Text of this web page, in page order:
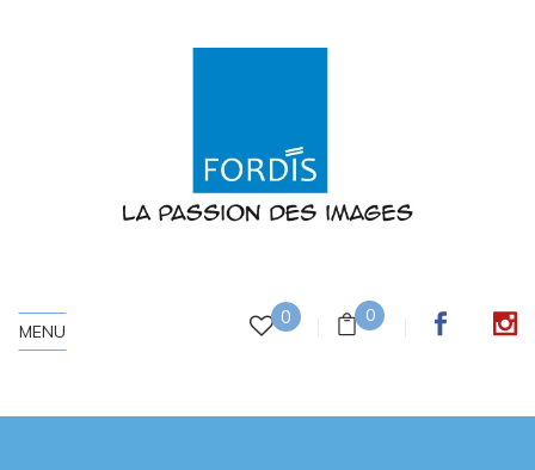
0 0
MENU